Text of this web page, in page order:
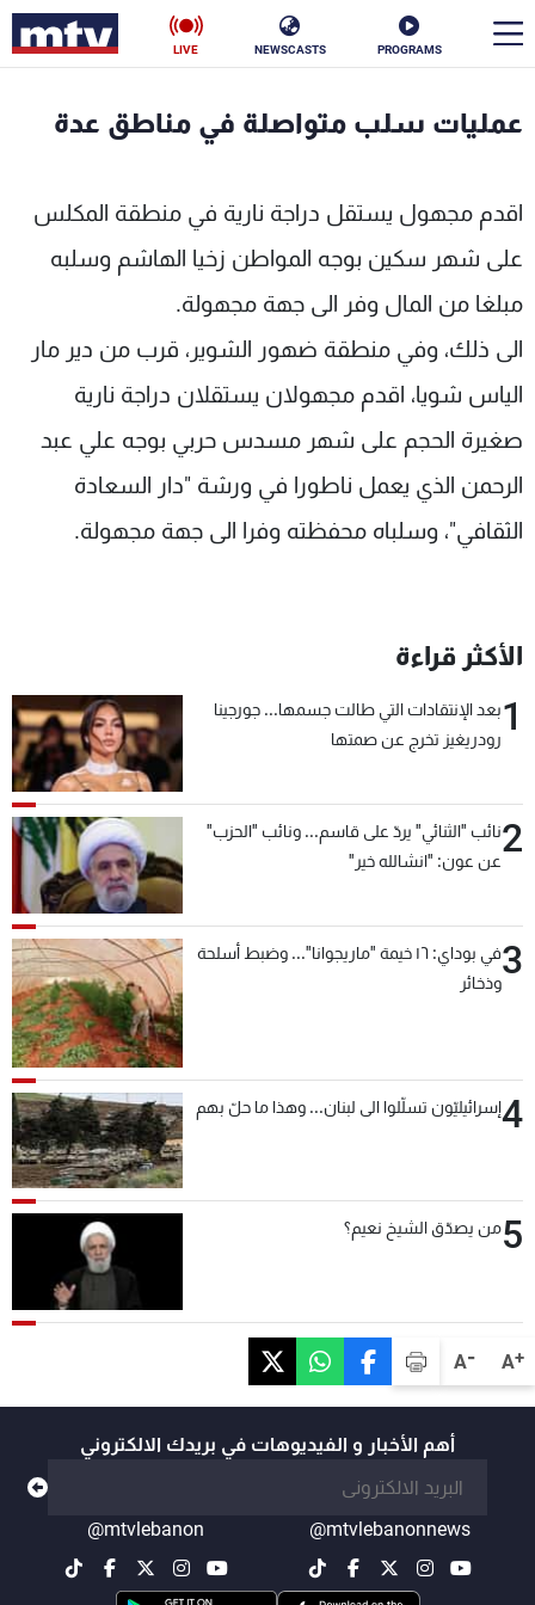
PROGRAMS
NEWSCASTS
LIVE
A+
A-
عمليات سلب متواصلة في مناطق عدة
اقدم مجهول يستقل دراجة نارية في منطقة المكلس
على شهر سكين بوجه المواطن زخيا الهاشم وسلبه
مبلغا من المال وفر الى جهة مجهولة.
الى ذلك، وفي منطقة ضهور الشوير، قرب من دير مار
الياس شويا، اقدم مجهولان يستقلان دراجة نارية
صغيرة الحجم على شهر مسدس حربي بوجه علي عبد
الرحمن الذي يعمل ناطورا في ورشة "دار السعادة
الثقافي"، وسلباه محفظته وفرا الى جهة مجهولة.
الأكثر قراءة
1بعد الإنتقادات التي طالت جسمها... جورجينا
رودريغيز تخرج عن صمتها
2نائب "الثنائي" يردّ على قاسم... ونائب "الحزب"
عن عون: "انشالله خير"
3
في بوداي: ١٦ خيمة "ماريجوانا"... وضبط أسلحة
وذخائر
4إسرائيليّون تسلّلوا الى لبنان... وهذا ما حلّ بهم
5من يصدّق الشيخ نعيم؟
أهم الأخبار و الفيديوهات في بريدك الالكتروني
@mtvlebanonnews
@mtvlebanon
سياسة ناس
إقتصاد فن
كأس العالم
البرامج
جدول البرامج
عن MTV
لاعلاناتكم
شروط الإسـتخدام
سياسة الخصوصية